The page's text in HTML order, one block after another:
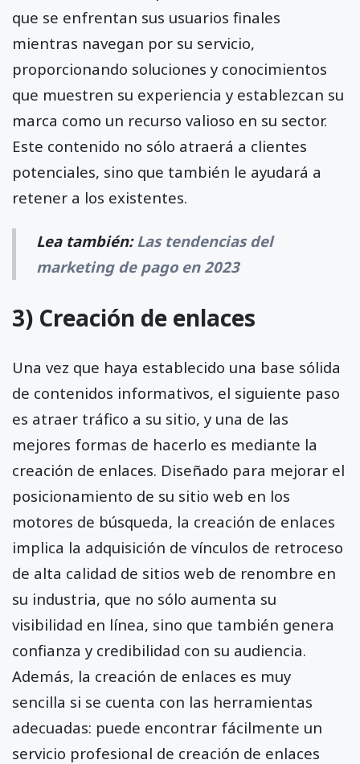
que se enfrentan sus usuarios finales
mientras navegan por su servicio,
proporcionando soluciones y conocimientos
que muestren su experiencia y establezcan su
marca como un recurso valioso en su sector.
Este contenido no sólo atraerá a clientes
potenciales, sino que también le ayudará a
retener a los existentes.
Lea también: Las tendencias del
marketing de pago en 2023
3) Creación de enlaces
Una vez que haya establecido una base sólida
de contenidos informativos, el siguiente paso
es atraer tráfico a su sitio, y una de las
mejores formas de hacerlo es mediante la
creación de enlaces. Diseñado para mejorar el
posicionamiento de su sitio web en los
motores de búsqueda, la creación de enlaces
implica la adquisición de vínculos de retroceso
de alta calidad de sitios web de renombre en
su industria, que no sólo aumenta su
visibilidad en línea, sino que también genera
confianza y credibilidad con su audiencia.
Además, la creación de enlaces es muy
sencilla si se cuenta con las herramientas
adecuadas: puede encontrar fácilmente un
servicio profesional de creación de enlaces